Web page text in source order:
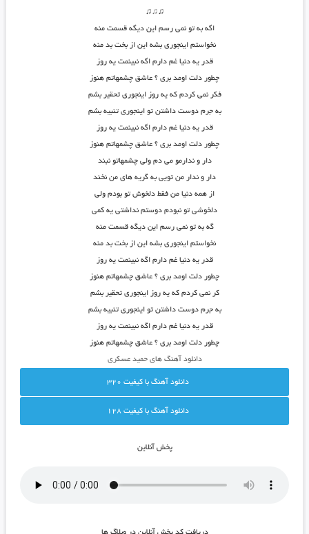
♫
♫
♫
اگه به تو نمی رسم این دیگه قسمت منه
نخواستم اینجوری بشه این از بخت بد منه
قدر یه دنیا غم دارم اگه نبینمت یه روز
چطور دلت اومد بری ؟ عاشق چشمهاتم هنوز
فکر نمی کردم که یه روز اینجوری تحقیر بشم
به جرم دوست داشتن تو اینجوری تنبیه بشم
قدر یه دنیا غم دارم اگه نبینمت یه روز
چطور دلت اومد بری ؟ عاشق چشمهاتم هنوز
دار و ندارمو می دم ولی چشمهاتو نبند
دار و ندار من تویی به گریه های من نخند
از همه دنیا من فقط دلخوش تو بودم ولی
دلخوشی تو نبودم دوستم نداشتی یه کمی
گه به تو نمی رسم این دیگه قسمت منه
نخواستم اینجوری بشه این از بخت بد منه
قدر یه دنیا غم دارم اگه نبینمت یه روز
چطور دلت اومد بری ؟ عاشق چشمهاتم هنوز
کر نمی کردم که یه روز اینجوری تحقیر بشم
به جرم دوست داشتن تو اینجوری تنبیه بشم
قدر یه دنیا غم دارم اگه نبینمت یه روز
چطور دلت اومد بری ؟ عاشق چشمهاتم هنوز
دانلود آهنگ های حمید عسکری
دانلود آهنگ با کيفيت 320
دانلود آهنگ با کيفيت 128
پخش آنلاين